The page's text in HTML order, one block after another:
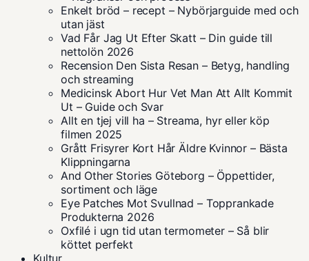
Enkelt bröd – recept – Nybörjarguide med och
utan jäst
Vad Får Jag Ut Efter Skatt – Din guide till
nettolön 2026
Recension Den Sista Resan – Betyg, handling
och streaming
Medicinsk Abort Hur Vet Man Att Allt Kommit
Ut – Guide och Svar
Allt en tjej vill ha – Streama, hyr eller köp
filmen 2025
Grått Frisyrer Kort Hår Äldre Kvinnor – Bästa
Klippningarna
And Other Stories Göteborg – Öppettider,
sortiment och läge
Eye Patches Mot Svullnad – Topprankade
Produkterna 2026
Oxfilé i ugn tid utan termometer – Så blir
köttet perfekt
Kultur